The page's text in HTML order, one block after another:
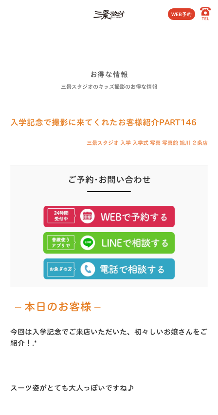
WEB予約
お得な情報
三景スタジオのキッズ撮影のお得な情報
入学記念で撮影に来てくれたお客様紹介PART146
三景スタジオ 入学 入学式 写真 写真館 旭川 ２条店
ご予約･お問い合わせ
– 本日のお客様 –
今回は入学記念でご来店いただいた、初々しいお嬢さんをご
紹介！.*
スーツ姿がとても大人っぽいですね♪